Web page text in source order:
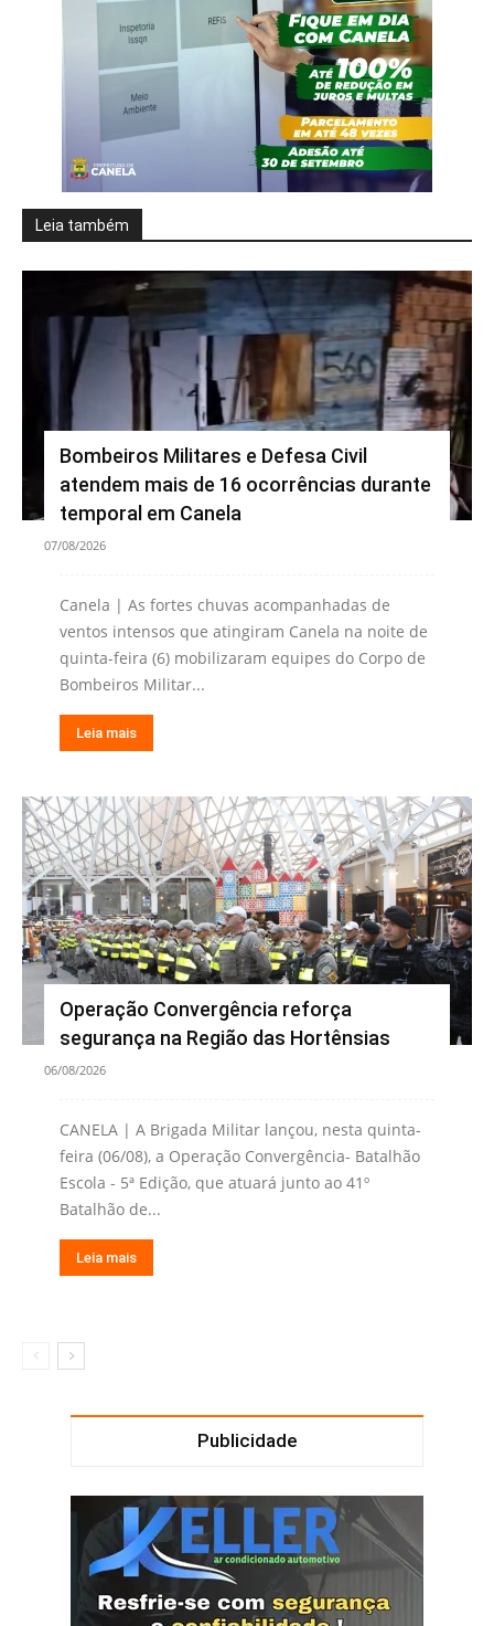
Leia também
Bombeiros Militares e Defesa Civil
atendem mais de 16 ocorrências durante
temporal em Canela
07/08/2026
Canela | As fortes chuvas acompanhadas de
ventos intensos que atingiram Canela na noite de
quinta-feira (6) mobilizaram equipes do Corpo de
Bombeiros Militar...
Leia mais
Operação Convergência reforça
segurança na Região das Hortênsias
06/08/2026
CANELA | A Brigada Militar lançou, nesta quinta-
feira (06/08), a Operação Convergência- Batalhão
Escola - 5ª Edição, que atuará junto ao 41º
Batalhão de...
Leia mais
Publicidade